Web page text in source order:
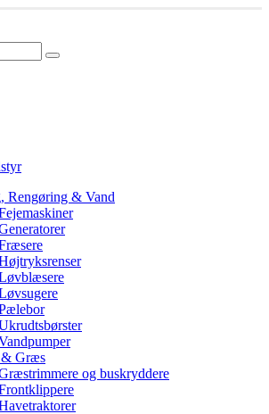
Rengøring & Vand
Græs
og buskryddere